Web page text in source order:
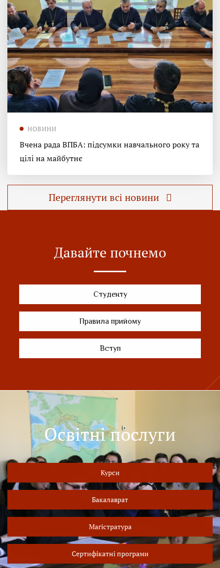
НОВИНИ
Вчена рада ВПБА: підсумки навчального року та
цілі на майбутнє
Переглянути всі новини
Давайте почнемо
Студенту
Правила прийому
Вступ
Освітні послуги
Курси
Бакалаврат
Магістратура
Сертифікатні програми